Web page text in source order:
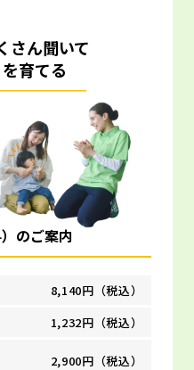
さん聞いて
を育てる
のご案内
8,140円（税込）
1,232円（税込）
2,900円（税込）